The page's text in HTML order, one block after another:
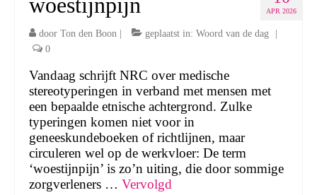
APR 2026
door Ton den Boon | geplaatst in: Woord van de dag
|
0
Vandaag schrijft NRC over medische
stereotyperingen in verband met mensen met
een bepaalde etnische achtergrond. Zulke
typeringen komen niet voor in
geneeskundeboeken of richtlijnen, maar
circuleren wel op de werkvloer: De term
‘woestijnpijn’ is zo’n uiting, die door sommige
zorgverleners … Vervolgd